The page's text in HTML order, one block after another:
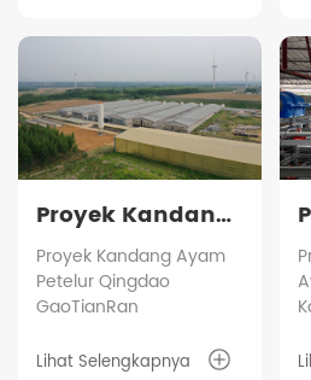
Proyek Kandang
Ayam Petelur
Qingdao
GaoTianRan
Proyek Kandang Ayam
Petelur Qingdao
GaoTianRan
Lihat Selengkapnya